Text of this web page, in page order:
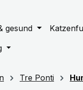
gesund
Tre Ponti